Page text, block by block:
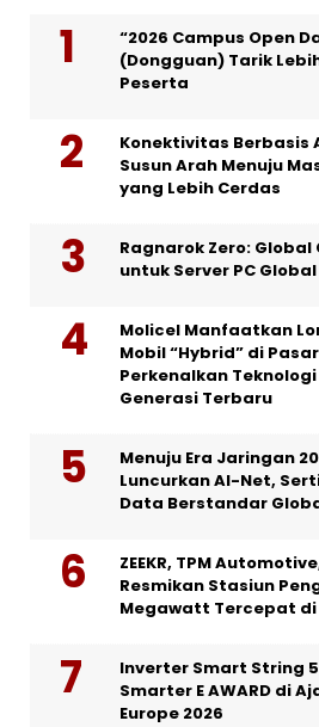
“2026 Campus Open
(Dongguan) Tarik
Peserta
Konektivitas Berbasis
Susun Arah Menuju
yang Lebih Cerdas
Ragnarok Zero: Global
untuk Server PC
Molicel Manfaatkan
Mobil “Hybrid” di
Perkenalkan
Generasi Terbaru
Menuju Era Jaringan
Luncurkan AI-Net,
Data Berstandar
ZEEKR, TPM
Resmikan Stasiun
Megawatt Tercepat
Inverter Smart String
Smarter E AWARD di
Europe 2026